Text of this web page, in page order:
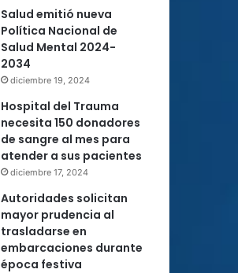
Salud emitió nueva
Política Nacional de
Salud Mental 2024-
2034
diciembre 19, 2024
Hospital del Trauma
necesita 150 donadores
de sangre al mes para
atender a sus pacientes
diciembre 17, 2024
Autoridades solicitan
mayor prudencia al
trasladarse en
embarcaciones durante
época festiva